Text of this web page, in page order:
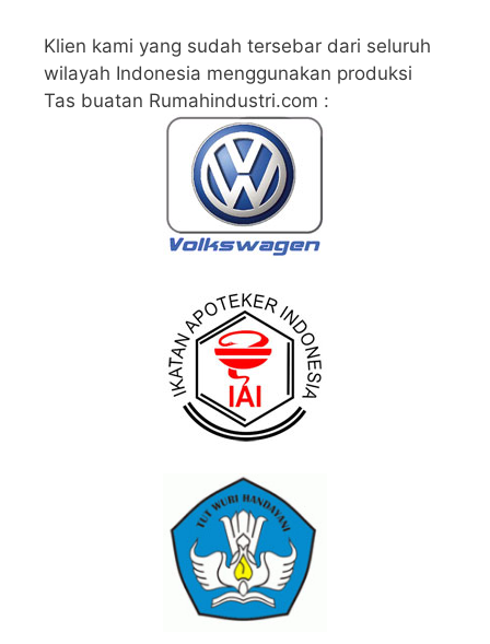
Klien kami yang sudah tersebar dari seluruh
wilayah Indonesia menggunakan produksi
Tas buatan Rumahindustri.com :